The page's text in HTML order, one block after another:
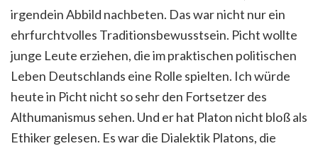
irgendein Abbild nachbeten. Das war nicht nur ein
ehrfurchtvolles Traditionsbewusstsein. Picht wollte
junge Leute erziehen, die im praktischen politischen
Leben Deutschlands eine Rolle spielten. Ich würde
heute in Picht nicht so sehr den Fortset­zer des
Althumanismus sehen. Und er hat Platon nicht bloß als
Ethiker gelesen. Es war die Dialektik Platons, die